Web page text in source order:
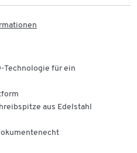
Technologie für ein
aus Edelstahl